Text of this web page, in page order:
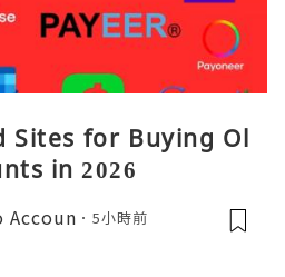
Sites for Buying Ol
in 2026
Accoun 5小時前